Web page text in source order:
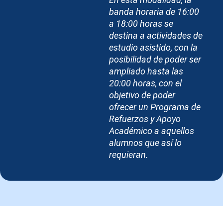
banda horaria de 16:00
a 18:00 horas se
destina a actividades de
estudio asistido, con la
posibilidad de poder ser
ampliado hasta las
20:00 horas, con el
objetivo de poder
ofrecer un Programa de
Refuerzos y Apoyo
Académico a aquellos
alumnos que así lo
requieran.